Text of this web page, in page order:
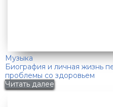
Музыка
Биография и личная жизнь
проблемы со здоровьем
Читать далее